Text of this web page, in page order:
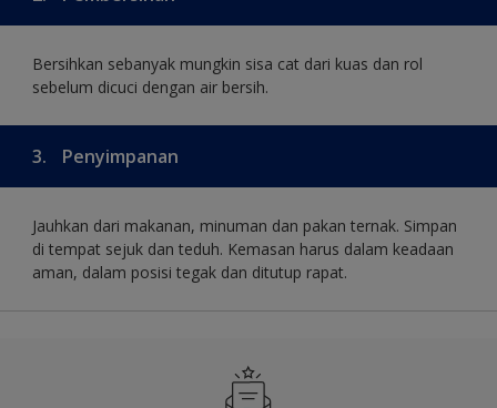
Bersihkan sebanyak mungkin sisa cat dari kuas dan rol
sebelum dicuci dengan air bersih.
3. Penyimpanan
Jauhkan dari makanan, minuman dan pakan ternak. Simpan
di tempat sejuk dan teduh. Kemasan harus dalam keadaan
aman, dalam posisi tegak dan ditutup rapat.